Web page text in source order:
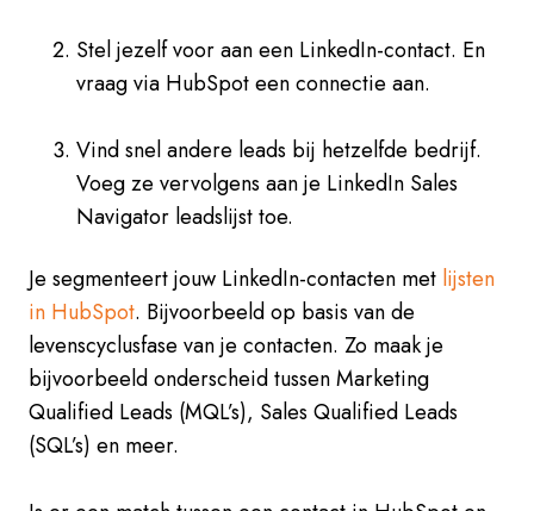
Stel jezelf voor aan een LinkedIn-contact. En
vraag via HubSpot een connectie aan.
Vind snel andere leads bij hetzelfde bedrijf.
Voeg ze vervolgens aan je LinkedIn Sales
Navigator leadslijst toe.
Je segmenteert jouw LinkedIn-contacten met lijsten
in HubSpot. Bijvoorbeeld op basis van de
levenscyclusfase van je contacten. Zo maak je
bijvoorbeeld onderscheid tussen Marketing
Qualified Leads (MQL’s), Sales Qualified Leads
(SQL’s) en meer.